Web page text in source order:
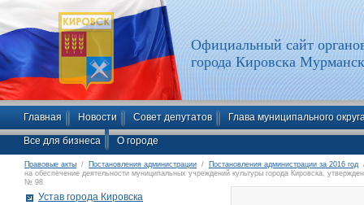
Официальный сайт
города Кировска
Главная Новости Совет депутатов Глава муниципального
Все для бизнеса О городе
Правовые акты / Постановления администрации / Постановления администрации за 2016 год
на обеспечение деятельности муниципальных учреждений культуры города Кировска,
№ 98
Устав города Кировска